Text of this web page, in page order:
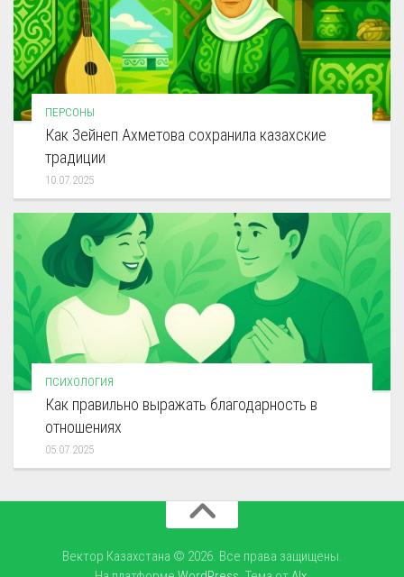
ПЕРСОНЫ
Как Зейнеп Ахметова сохранила казахские
традиции
10.07.2025
ПСИХОЛОГИЯ
Как правильно выражать благодарность в
отношениях
05.07.2025
Вектор Казахстана © 2026. Все права защищены.